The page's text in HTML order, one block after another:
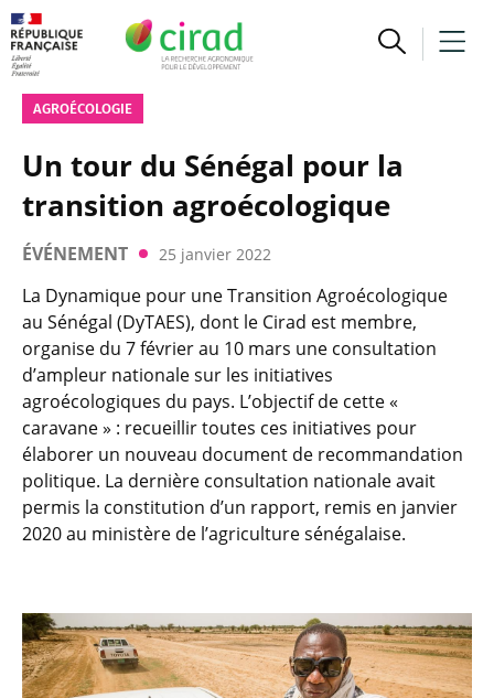
AGROÉCOLOGIE
Un tour du Sénégal pour la
transition agroécologique
ÉVÉNEMENT 25 janvier 2022
La Dynamique pour une Transition Agroécologique
au Sénégal (DyTAES), dont le Cirad est membre,
organise du 7 février au 10 mars une consultation
d’ampleur nationale sur les initiatives
agroécologiques du pays. L’objectif de cette «
caravane » : recueillir toutes ces initiatives pour
élaborer un nouveau document de recommandation
politique. La dernière consultation nationale avait
permis la constitution d’un rapport, remis en janvier
2020 au ministère de l’agriculture sénégalaise.